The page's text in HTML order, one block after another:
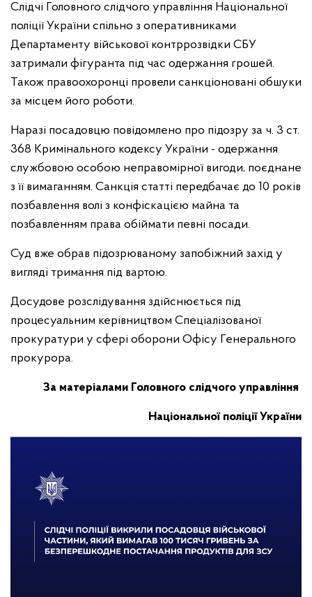
Слідчі Головного слідчого управління Національної
поліції України спільно з оперативниками
Департаменту військової контррозвідки СБУ
затримали фігуранта під час одержання грошей.
Також правоохоронці провели санкціоновані обшуки
за місцем його роботи.
Наразі посадовцю повідомлено про підозру за ч. 3 ст.
368 Кримінального кодексу України - одержання
службовою особою неправомірної вигоди, поєднане
з її вимаганням. Санкція статті передбачає до 10 років
позбавлення волі з конфіскацією майна та
позбавленням права обіймати певні посади.
Суд вже обрав підозрюваному запобіжний захід у
вигляді тримання під вартою.
Досудове розслідування здійснюється під
процесуальним керівництвом Спеціалізованої
прокуратури у сфері оборони Офісу Генерального
прокурора.
За матеріалами Головного слідчого управління
Національної поліції України